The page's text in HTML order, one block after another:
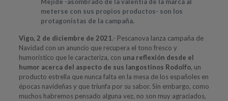
Mejide -asombrado de la valentía de la marca al
meterse con sus propios productos- son los
protagonistas de la campaña.
Vigo, 2 de diciembre de 2021.- Pescanova lanza campaña de
Navidad con un anuncio que recupera el tono fresco y
humorístico que le caracteriza, con una reflexión desde el
humor acerca del aspecto de sus langostinos Rodolfo, un
producto estrella que nunca falta en la mesa de los españoles en
épocas navideñas y que triunfa por su sabor. Sin embargo, como
muchos habremos pensado alguna vez, no son muy agraciados,